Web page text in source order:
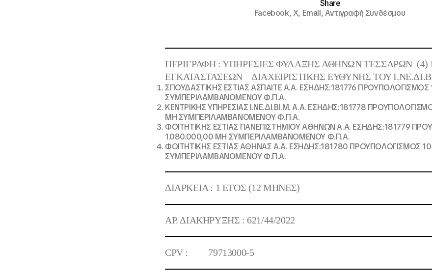
Share
Facebook,X, Email,Αντιγραφή Συνδέσμου
ΠΕΡΙΓΡΑΦΗ :ΥΠΗΡΕΣΙΕΣ ΦΥΛΑΞΗΣ ΑΘΗΝΩΝ ΤΕΣΣΑΡΩΝ (4)
ΕΓΚΑΤΑΣΤΑΣΕΩΝ ΔΙΑΧΕΙΡΙΣΤΙΚΗΣ ΕΥΘΥΝΗΣ ΤΟΥ
ΣΠΟΥΔΑΣΤΙΚΗΣ ΕΣΤΙΑΣ ΑΣΠΑΙΤΕ Α.Α. ΕΣΗΔΗΣ:181776 ΠΡΟΥΠΟΛΟΓΙΣΜΟΣ
ΣΥΜΠΕΡΙΛΑΜΒΑΝΟΜΕΝΟΥ Φ.Π.Α.
ΚΕΝΤΡΙΚΗΣ ΥΠΗΡΕΣΙΑΣ Ι.ΝΕ.ΔΙ.ΒΙ.Μ. Α.Α. ΕΣΗΔΗΣ:181778
ΜΗ ΣΥΜΠΕΡΙΛΑΜΒΑΝΟΜΕΝΟΥ Φ.Π.Α.
ΦΟΙΤΗΤΙΚΗΣ ΕΣΤΙΑΣ ΠΑΝΕΠΙΣΤΗΜΙΟΥ ΑΘΗΝΩΝ Α.Α. ΕΣΗΔΗΣ:181779
1.080.000,00 ΜΗ ΣΥΜΠΕΡΙΛΑΜΒΑΝΟΜΕΝΟΥ Φ.Π.Α.
ΦΟΙΤΗΤΙΚΗΣ ΕΣΤΙΑΣ ΑΘΗΝΑΣ Α.Α. ΕΣΗΔΗΣ:181780 ΠΡΟΥΠΟΛΟΓΙΣΜΟΣ
ΣΥΜΠΕΡΙΛΑΜΒΑΝΟΜΕΝΟΥ Φ.Π.Α.
ΔΙΑΡΚΕΙΑ : 1 ΕΤΟΣ (12 ΜΗΝΕΣ)
ΑΡ. ΔΙΑΚΗΡΥΞΗΣ : 621/44/2022
CPV : 79713000-5